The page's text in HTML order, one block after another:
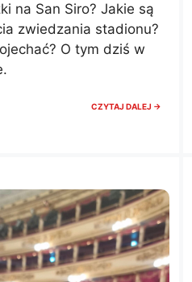
na San Siro? Jakie są
zwiedzania stadionu?
O tym dziś w
CZYTAJ DALEJ →SAN
I
BILETY